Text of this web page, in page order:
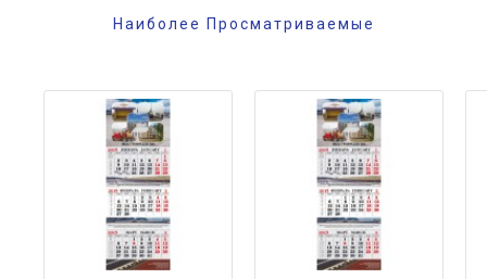
Наиболее Просматриваемые